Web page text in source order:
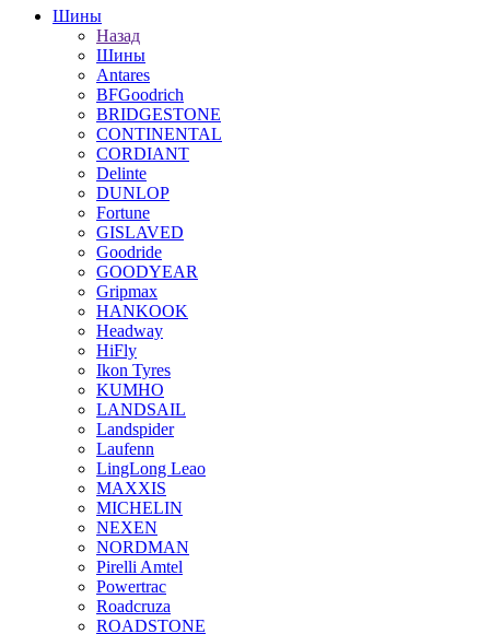
Шины
Назад
Шины
Antares
BFGoodrich
BRIDGESTONE
CONTINENTAL
CORDIANT
Delinte
DUNLOP
Fortune
GISLAVED
Goodride
GOODYEAR
Gripmax
HANKOOK
Headway
HiFly
Ikon Tyres
KUMHO
LANDSAIL
Landspider
Laufenn
LingLong Leao
MAXXIS
MICHELIN
NEXEN
NORDMAN
Pirelli Amtel
Powertrac
Roadcruza
ROADSTONE